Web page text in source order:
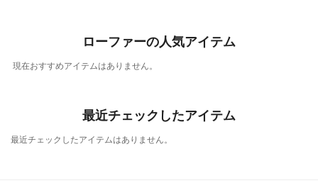
ローファーの人気アイテム
現在おすすめアイテムはありません。
最近チェックしたアイテム
最近チェックしたアイテムはありません。